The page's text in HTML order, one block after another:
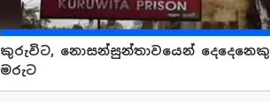
කුරුවිට, නොසන්සුන්තාවයෙන් දෙදෙනෙකු
මරුට